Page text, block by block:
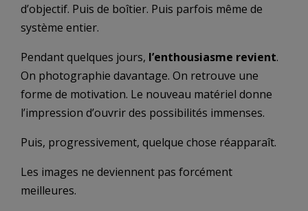
d’objectif. Puis de boîtier. Puis parfois même de
système entier.
Pendant quelques jours, l’enthousiasme revient.
On photographie davantage. On retrouve une
forme de motivation. Le nouveau matériel donne
l’impression d’ouvrir des possibilités immenses.
Puis, progressivement, quelque chose réapparaît.
Les images ne deviennent pas forcément
meilleures.